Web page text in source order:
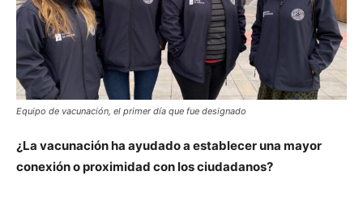
Equipo de vacunación, el primer día que fue designado
¿La vacunación ha ayudado a establecer una mayor
conexión o proximidad con los ciudadanos?